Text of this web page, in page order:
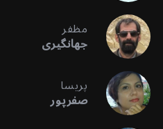
مظفر
جهانگیری
پریسا
صفرپور